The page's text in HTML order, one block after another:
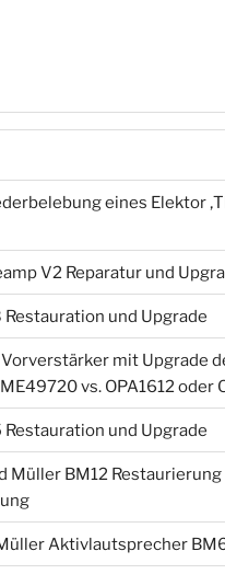
eines Elektor
V2 Reparatur und
Restauration und Upgrade
mit Upgrade
vs. OPA1612 oder
Restauration und Upgrade
Müller BM12 Restaurierung
Aktivlautsprecher